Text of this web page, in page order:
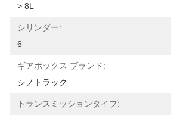
> 8L
シリンダー:
6
ギアボックス ブランド:
シノトラック
トランスミッションタイプ: